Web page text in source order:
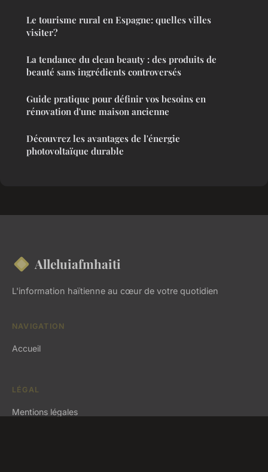
Le tourisme rural en Espagne: quelles villes
visiter?
La tendance du clean beauty : des produits de
beauté sans ingrédients controversés
Guide pratique pour définir vos besoins en
rénovation d'une maison ancienne
Découvrez les avantages de l'énergie
photovoltaïque durable
Alleluiafmhaiti
L'information haïtienne au cœur de votre quotidien
NAVIGATION
Accueil
LÉGAL
Mentions légales